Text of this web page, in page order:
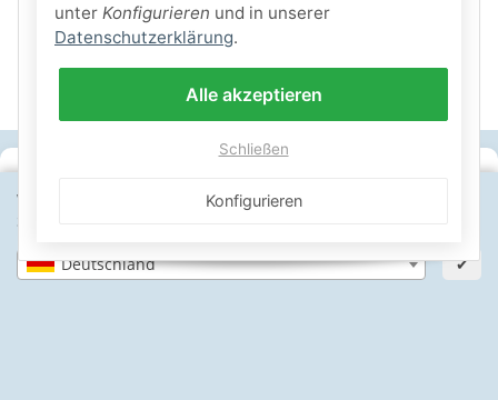
Wähle dein Lieferland, um Preise und Artikel für deinen
Standort zu sehen.
Deutschland ✔
unter Konfigurieren und in unserer
Datenschutzerklärung.
Alle akzeptieren
Schließen
Konfigurieren